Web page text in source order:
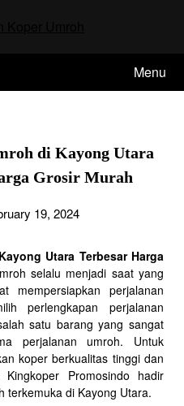
Menu
di Kayong Utara
Grosir Murah
19, 2024
Utara Terbesar Harga
selalu menjadi saat yang
mempersiapkan perjalanan
perlengkapan perjalanan
satu barang yang sangat
perjalanan umroh. Untuk
koper berkualitas tinggi dan
Promosindo hadir
terkemuka di Kayong Utara.